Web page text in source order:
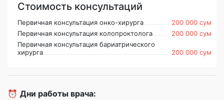
Стоимость консультаций
Первичная консультация онко-хирурга
200 000 сум
Первичная консультация колопроктолога
200 000 сум
Первичная консультация бариатрического
хирурга
200 000 сум
⏰ Дни работы врача: